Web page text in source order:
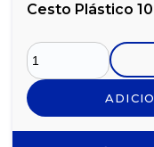
Cesto Plástico